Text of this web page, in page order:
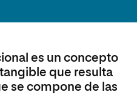
es un concepto
que resulta
se compone de las